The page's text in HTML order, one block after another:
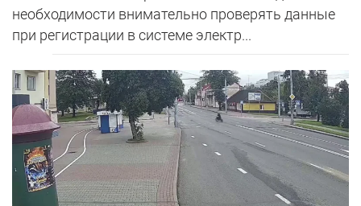
необходимости внимательно проверять данные
при регистрации в системе электр...